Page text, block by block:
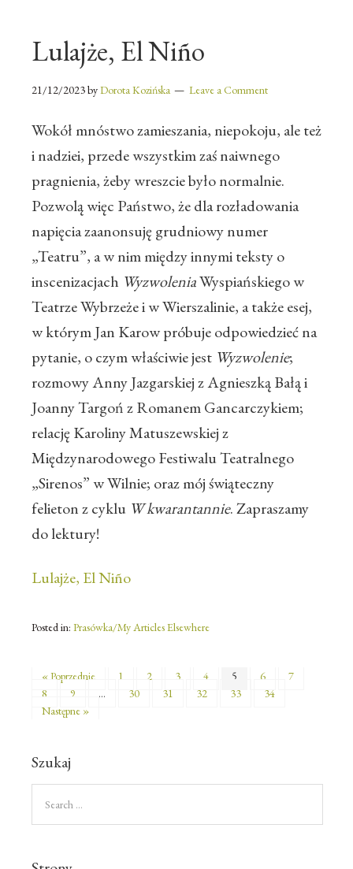
Lulajże, El Niño
21/12/2023byDorota Kozińska Leave a Comment
Wokół mnóstwo zamieszania, niepokoju, ale też
i nadziei, przede wszystkim zaś naiwnego
pragnienia, żeby wreszcie było normalnie.
Pozwolą więc Państwo, że dla rozładowania
napięcia zaanonsuję grudniowy numer
„Teatru”, a w nim między innymi teksty o
inscenizacjach WyzwoleniaWyspiańskiego w
Teatrze Wybrzeże i w Wierszalinie, a także esej,
w którym Jan Karow próbuje odpowiedzieć na
pytanie, o czym właściwie jest Wyzwolenie;
rozmowy Anny Jazgarskiej z Agnieszką Bałą i
Joanny Targoń z Romanem Gancarczykiem;
relację Karoliny Matuszewskiej z
Międzynarodowego Festiwalu Teatralnego
„Sirenos” w Wilnie; oraz mój świąteczny
felieton z cyklu W kwarantannie. Zapraszamy
do lektury!
Lulajże, El Niño
Posted in: Prasówka/My Articles Elsewhere
« Poprzednie 1 2 3 4 5 6
7
8
9 … 30 31 32 33
34
Następne »
Szukaj